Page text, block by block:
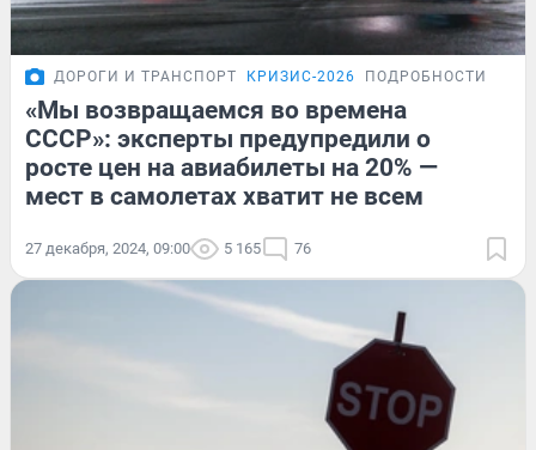
ДОРОГИ И ТРАНСПОРТ КРИЗИС-2026 ПОДРОБНОСТИ
«Мы возвращаемся во времена
СССР»: эксперты предупредили о
росте цен на авиабилеты на 20% —
мест в самолетах хватит не всем
27 декабря, 2024, 09:00 5 165 76